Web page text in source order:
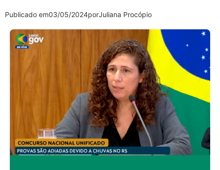
Publicado em03/05/2024porJuliana Procópio